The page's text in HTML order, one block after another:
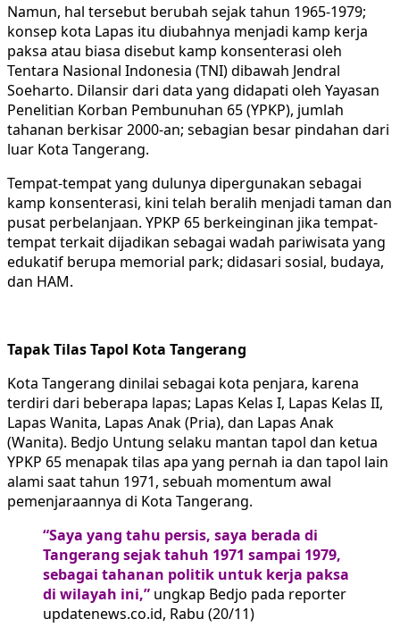
Namun, hal tersebut berubah sejak tahun 1965-1979;
konsep kota Lapas itu diubahnya menjadi kamp kerja
paksa atau biasa disebut kamp konsenterasi oleh
Tentara Nasional Indonesia (TNI) dibawah Jendral
Soeharto. Dilansir dari data yang didapati oleh Yayasan
Penelitian Korban Pembunuhan 65 (YPKP), jumlah
tahanan berkisar 2000-an; sebagian besar pindahan dari
luar Kota Tangerang.
Tempat-tempat yang dulunya dipergunakan sebagai
kamp konsenterasi, kini telah beralih menjadi taman dan
pusat perbelanjaan. YPKP 65 berkeinginan jika tempat-
tempat terkait dijadikan sebagai wadah pariwisata yang
edukatif berupa memorial park; didasari sosial, budaya,
dan HAM.
Tapak Tilas Tapol Kota Tangerang
Kota Tangerang dinilai sebagai kota penjara, karena
terdiri dari beberapa lapas; Lapas Kelas I, Lapas Kelas II,
Lapas Wanita, Lapas Anak (Pria), dan Lapas Anak
(Wanita). Bedjo Untung selaku mantan tapol dan ketua
YPKP 65 menapak tilas apa yang pernah ia dan tapol lain
alami saat tahun 1971, sebuah momentum awal
pemenjaraannya di Kota Tangerang.
“Saya yang tahu persis, saya berada di
Tangerang sejak tahuh 1971 sampai 1979,
sebagai tahanan politik untuk kerja paksa
di wilayah ini,” ungkap Bedjo pada reporter
updatenews.co.id, Rabu (20/11)